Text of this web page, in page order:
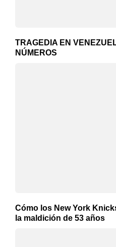
TRAGEDIA EN
NÚMEROS
Cómo los New York
la maldición de 53 años